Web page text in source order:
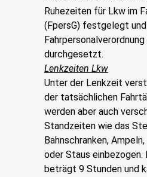
Ruhezeiten für Lkw im
(FpersG) festgelegt
durchgesetzt.
Lenkzeiten Lkw
Unter der Lenkzeit
der tatsächlichen
werden aber auch
Standzeiten wie das
Bahnschranken,
oder Staus einbezogen.
beträgt 9 Stunden und